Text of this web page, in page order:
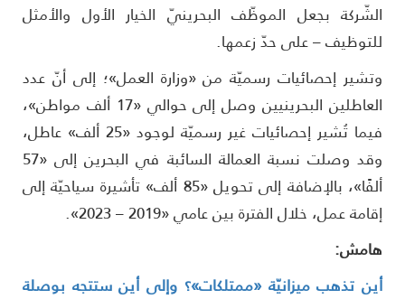
بجعل الموظّف البحرينيّ الخيار الأول والأمثل
– على حدّ زعمها.
إحصائيات رسميّة من «وزارة العمل»؛ إلى أنّ عدد
العاطلين البحرينيين وصل إلى حوالي «17 ألف مواطن»،
فيما تُشير إحصائيات غير رسميّة لوجود «25 ألف» عاطل،
وقد وصلت نسبة العمالة السائبة في البحرين إلى «57
ألفًا»، بالإضافة إلى تحويل «85 ألف» تأشيرة سياحيّة إلى
عمل، خلال الفترة بين عامي «2019 – 2023».
تذهب ميزانيّة «ممتلكات»؟ وإلى أين ستتجه بوصلة